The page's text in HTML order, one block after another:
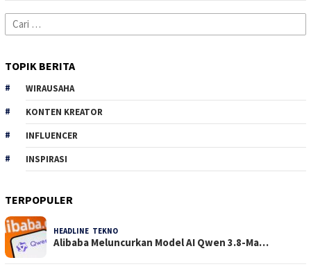
Cari
untuk:
TOPIK BERITA
WIRAUSAHA
KONTEN KREATOR
INFLUENCER
INSPIRASI
TERPOPULER
HEADLINE TEKNO
Alibaba Meluncurkan Model AI Qwen 3.8-Ma…